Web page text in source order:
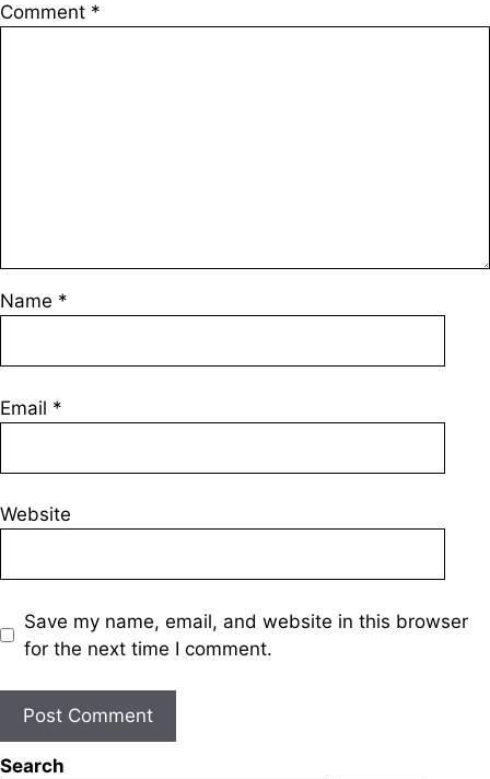
Comment *
Name *
Email *
Website
Save my name, email, and website in this browser
for the next time I comment.
Search